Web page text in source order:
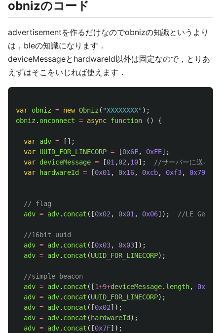
obnizのコード
advertisementを作るだけなのでobnizの知識というより
は，bleの知識になります．
deviceMessageとhardwareId以外は固定なので，とりあ
えずはそこをいじれば使えます．
var obniz = new Obniz ( "XXXXXXXX" );
obniz . onconnect = async function () {
var adv =
[];
var UUID_FOR_LINECORP = [0x6F, 0xFE];
var deviceMessage = [01 ,02 ,10];
//サーバーに送るメ
var
hardwareId = [0x01 , 0x16, 0xcb, 0xf3, 0x79
// flag
adv = adv. concat ([0x02 , 0x01 , 0x06]); //LE
//16bit uuid
adv = adv. concat ([0x03, 0x03]);
adv = adv. concat (UUID_FOR_LINECORP);
//simple beacon
adv = adv. concat ([1+9+deviceMessage. length, 0x16
adv = adv. concat (UUID_FOR_LINECORP);
adv = adv. concat ([0x02]);
adv = adv. concat ( hardwareId );
adv = adv. concat ([0x7F]);